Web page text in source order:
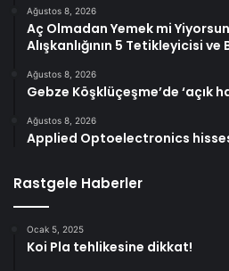
Ağustos 8, 2026
Aç Olmadan Yemek mi
Alışkanlığının 5 Tetikleyicisi
Ağustos 8, 2026
Gebze Köşklüçeşme’de ‘açık
Ağustos 8, 2026
Applied Optoelectronics
Rastgele Haberler
Ocak 5, 2025
Koi Pla tehlikesine dikkat!